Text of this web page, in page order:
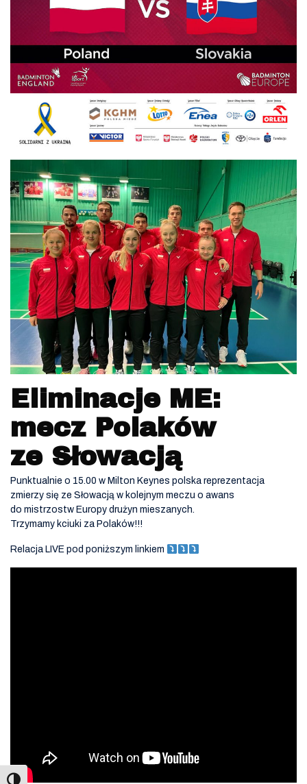
Eliminacje ME:
mecz Polaków
ze Słowacją
Punktualnie o 15.00 w Milton Keynes polska reprezentacja
zmierzy się ze Słowacją w kolejnym meczu o awans
do mistrzostw Europy drużyn mieszanych.
Trzymamy kciuki za Polaków!!!
Relacja LIVE pod poniższym linkiem